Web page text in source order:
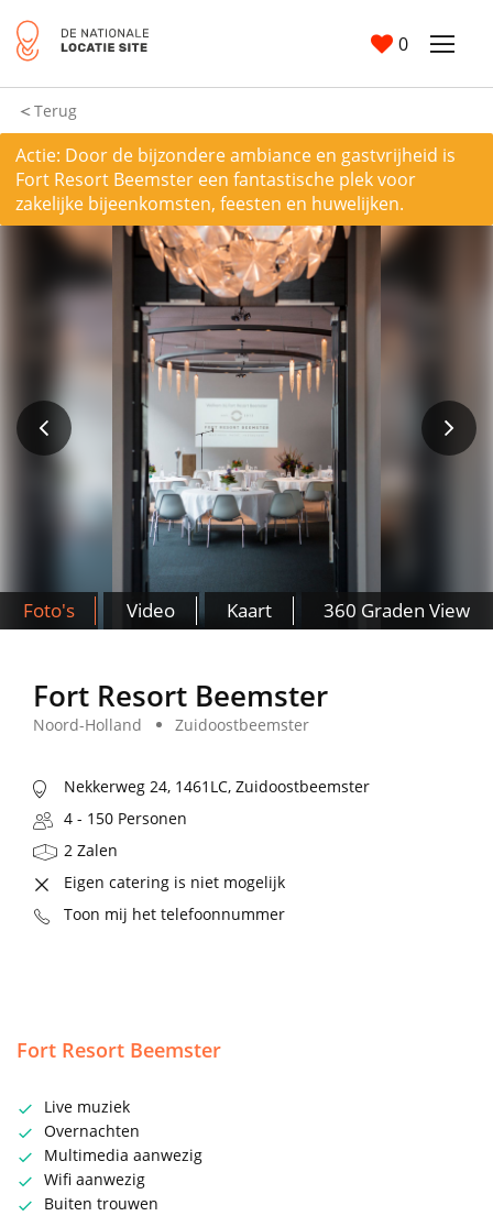
0
Terug
Actie: Door de bijzondere ambiance en gastvrijheid is
Fort Resort Beemster een fantastische plek voor
zakelijke bijeenkomsten, feesten en huwelijken.
Foto's Video Kaart 360 Graden View
Fort Resort Beemster
Noord-Holland Zuidoostbeemster
Nekkerweg 24, 1461LC, Zuidoostbeemster
4 - 150 Personen
2 Zalen
Eigen catering is niet mogelijk
Toon mij het telefoonnummer
Fort Resort Beemster
Live muziek
Overnachten
Multimedia aanwezig
Wifi aanwezig
Buiten trouwen